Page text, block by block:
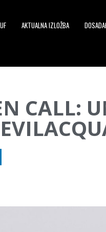
AKTUALNA IZLOŽBA
CALL: